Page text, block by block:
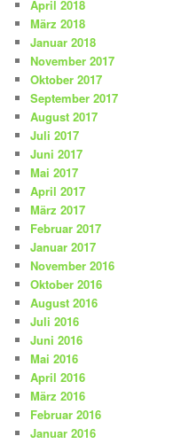
April 2018
März 2018
Januar 2018
November 2017
Oktober 2017
September 2017
August 2017
Juli 2017
Juni 2017
Mai 2017
April 2017
März 2017
Februar 2017
Januar 2017
November 2016
Oktober 2016
August 2016
Juli 2016
Juni 2016
Mai 2016
April 2016
März 2016
Februar 2016
Januar 2016